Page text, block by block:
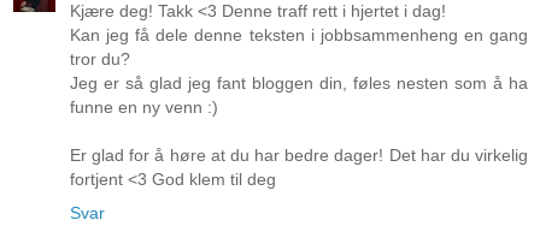
Kjære deg! Takk <3 Denne traff rett i hjertet i dag!
Kan jeg få dele denne teksten i jobbsammenheng en gang
tror du?
Jeg er så glad jeg fant bloggen din, føles nesten som å ha
funne en ny venn :)
Er glad for å høre at du har bedre dager! Det har du virkelig
fortjent <3 God klem til deg
Svar